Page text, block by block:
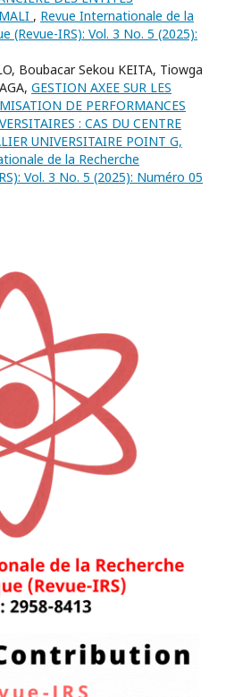
, Revue Internationale de la
(Revue-IRS): Vol. 3 No. 5 (2025):
Boubacar Sekou KEITA, Tiowga
GESTION AXEE SUR LES
DE PERFORMANCES
: CAS DU CENTRE
UNIVERSITAIRE POINT G,
de la Recherche
Vol. 3 No. 5 (2025): Numéro 05